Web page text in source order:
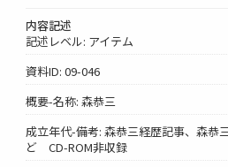
内容記述
記述レベル: アイテム
資料ID: 09-046
概要-名称: 森恭三
成立年代-備考: 森恭三経歴記事、森恭
ど CD-ROM非収録